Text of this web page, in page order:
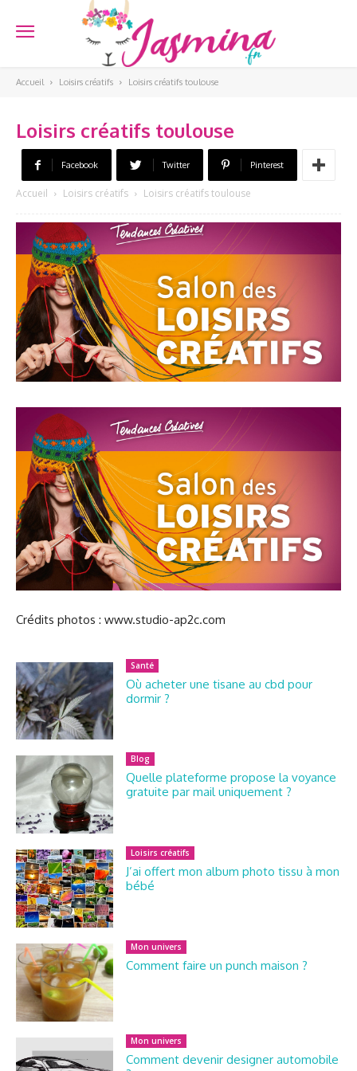
Accueil Loisirs créatifs Loisirs créatifs toulouse
Loisirs créatifs toulouse
Facebook Twitter Pinterest
Accueil Loisirs créatifs Loisirs créatifs toulouse
Crédits photos : www.studio-ap2c.com
Santé
Où acheter une tisane au cbd pour
dormir ?
Blog
Quelle plateforme propose la voyance
gratuite par mail uniquement ?
Loisirs créatifs
J’ai offert mon album photo tissu à mon
bébé
Mon univers
Comment faire un punch maison ?
Mon univers
Comment devenir designer automobile